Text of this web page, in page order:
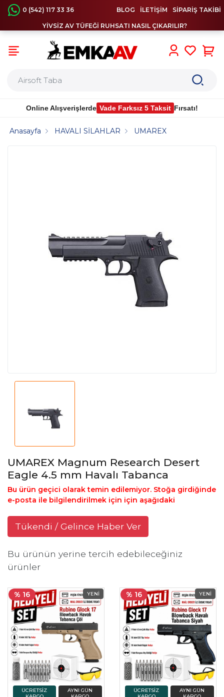
0 (542) 117 33 36 BLOG İLETİŞİM SİPARİŞ TAKİBİ
YİVSİZ AV TÜFEĞİ RUHSATI NASIL ÇIKARILIR?
Online Alışverişlerde Vade Farksız 5 Taksit Fırsatı!
Anasayfa HAVALI SİLAHLAR UMAREX
UMAREX Magnum Research Desert
Eagle 4.5 mm Havalı Tabanca
Bu ürün geçici olarak temin edilemiyor. Stoğa girdiğinde
e-posta ile bilgilendirilmek için için aşağıdaki
Tükendi / Gelince Haber Ver
Bu ürünün yerine tercih edebileceğiniz
ürünler
% 16 % 16